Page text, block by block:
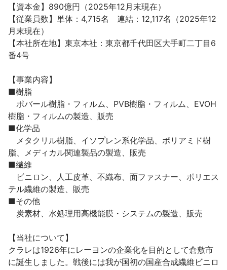
【資本金】890億円（2025年12月末現在）
【従業員数】単体：4,715名　連結：12,117名（2025年12
月末現在）
【本社所在地】東京本社：東京都千代田区大手町二丁目6
番4号
【事業内容】
■樹脂
ポバール樹脂・フィルム、PVB樹脂・フィルム、EVOH
樹脂・フィルムの製造、販売
■化学品
メタクリル樹脂、イソプレン系化学品、ポリアミド樹
脂、メディカル関連製品の製造、販売
■繊維
ビニロン、人工皮革、不織布、面ファスナー、ポリエス
テル繊維の製造、販売
■その他
炭素材、水処理用高機能膜・システムの製造、販売
【当社について】
クラレは1926年にレーヨンの企業化を目的として倉敷市
に誕生しました。戦後には我が国初の国産合成繊維ビニロ